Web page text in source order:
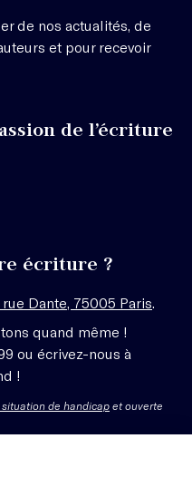
de nos actualités, de
et pour recevoir
de l’écriture
écriture ?
rue Dante, 75005 Paris
quand même !
ou écrivez-nous à
!
de handicap et ouverte